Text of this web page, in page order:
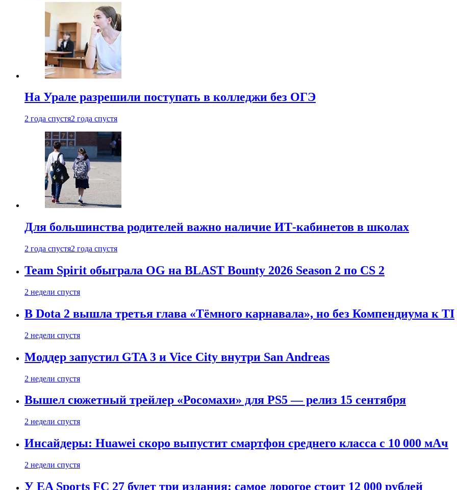
На Урале разрешили поступать в колледжи без ОГЭ
2 года спустя2 года спустя
Для большинства родителей важно наличие ИТ-кабинетов в школах
2 года спустя2 года спустя
Team Spirit обыграла OG на BLAST Bounty 2026 Season 2 по CS 2
2 недели спустя
В Dota 2 вышла третья глава «Тёмного карнавала», но без Компендиума к TI
2 недели спустя
Моддер запустил GTA 3 и Vice City внутри San Andreas
2 недели спустя
Вышел сюжетный трейлер «Росомахи» для PS5 — релиз 15 сентября
2 недели спустя
Инсайдеры: Huawei скоро выпустит смартфон среднего класса с 10 000 мАч
2 недели спустя
У EA Sports FC 27 будет три издания: самое дорогое стоит 12 000 рублей